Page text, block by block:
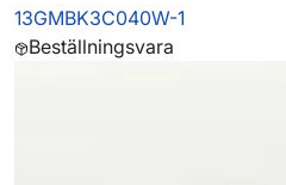
13GMBK3C040W-1
Beställningsvara